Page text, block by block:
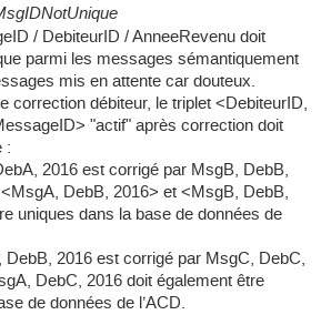
/ DebiteurID / AnneeRevenu doit
parmi les messages sémantiquement
mis en attente car douteux.
correction débiteur, le triplet <DebiteurID,
"actif" après correction doit
:
2016 est corrigé par MsgB, DebB,
DebB, 2016> et <MsgB, DebB,
uniques dans la base de données de
2016 est corrigé par MsgC, DebC,
DebC, 2016 doit également être
de données de l’ACD.